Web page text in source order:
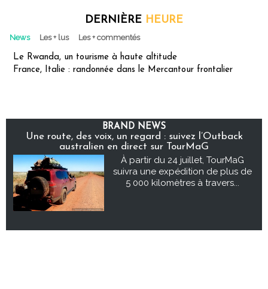
DERNIÈRE HEURE
News Les + lus Les + commentés
Le Rwanda, un tourisme à haute altitude
France, Italie : randonnée dans le Mercantour frontalier
BRAND NEWS
Une route, des voix, un regard : suivez l’Outback
australien en direct sur TourMaG
À partir du 24 juillet, TourMaG
suivra une expédition de plus de
5 000 kilomètres à travers...